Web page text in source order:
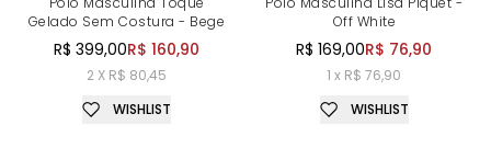
Gelado Sem Costura - Bege
R$ 399,00R$ 160,90
2 X R$ 80,45
WISHLIST
Off White
R$ 169,00R$ 76,90
1 x R$ 76,90
WISHLIST